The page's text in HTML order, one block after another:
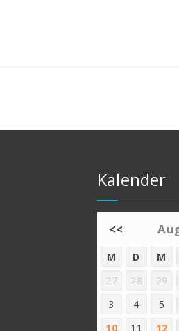
Kalender
<<
M D M
27
28 29
3
4 5
10
11 12